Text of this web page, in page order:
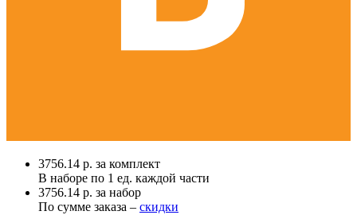
3756.14 р. за комплект
В наборе по 1 ед. каждой части
3756.14 р. за набор
По сумме заказа – скидки